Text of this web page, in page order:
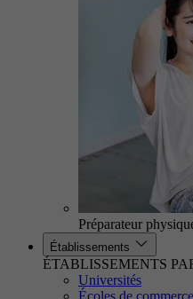
Préparateur
Établissements
ÉTABLISSEMENTS
Universités
Écoles de commerce